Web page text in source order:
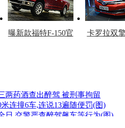
曝新款福特F-150官
卡罗拉双
车模美腿爆乳无惧
走光
两药酒查出醉驾 被刑事拘留
连撞6车,连说13遍随便罚(图)
日 交警严查醉驾飙车等行为(图)